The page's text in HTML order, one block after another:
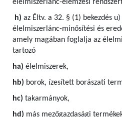
élelmiszerlánc-elemzési
h) az Éltv. a 32. § (1) bekezdés
élelmiszerlánc-minősítési és
amely magában foglalja az
tartozó
ha) élelmiszerek,
hb) borok, ízesített borászati
hc) takarmányok,
hd) más mezőgazdasági